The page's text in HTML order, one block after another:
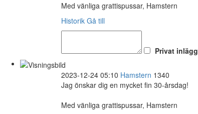
Med vänliga grattispussar, Hamstern
Historik Gå till
Privat inlägg
2023-12-24 05:10 Hamstern 1340
Jag önskar dig en mycket fin 30-årsdag!
Med vänliga grattispussar, Hamstern